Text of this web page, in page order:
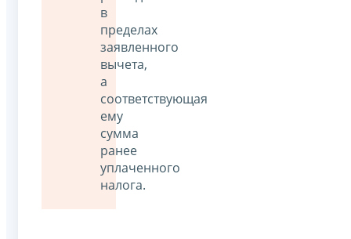
в
пределах
заявленного
вычета,
а
соответствующая
ему
сумма
ранее
уплаченного
налога.